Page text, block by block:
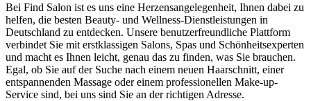
Bei Find Salon ist es uns eine Herzensangelegenheit, Ihnen dabei zu
helfen, die besten Beauty- und Wellness-Dienstleistungen in
Deutschland zu entdecken. Unsere benutzerfreundliche Plattform
verbindet Sie mit erstklassigen Salons, Spas und Schönheitsexperten
und macht es Ihnen leicht, genau das zu finden, was Sie brauchen.
Egal, ob Sie auf der Suche nach einem neuen Haarschnitt, einer
entspannenden Massage oder einem professionellen Make-up-
Service sind, bei uns sind Sie an der richtigen Adresse.